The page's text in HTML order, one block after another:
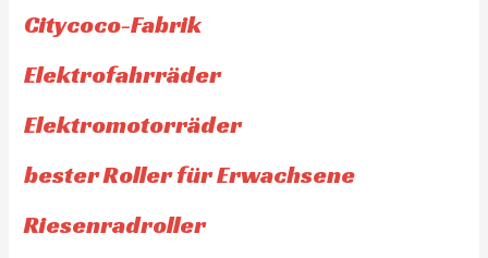
Citycoco-Fabrik
Elektrofahrräder
Elektromotorräder
bester Roller für Erwachsene
Riesenradroller